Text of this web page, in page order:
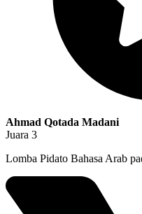
Ahmad Qotada Madani
Juara 3
Lomba Pidato Bahasa Arab